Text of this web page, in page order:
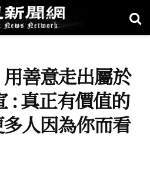
用善意走出屬於
: 真正有價值的
人因為你而看